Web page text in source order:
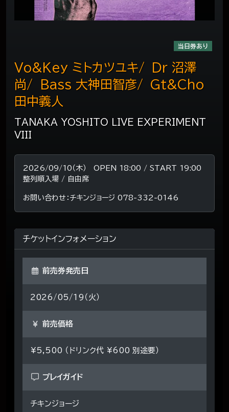
当日券あり
TANAKA YOSHITO LIVE EXPERIMENT
VIII
Vo&Key ミトカツユキ/ Dr 沼澤
尚/ Bass 大神田智彦/ Gt&Cho
田中義人
2026/09/10（木） OPEN 18:00 / START 19:00
整列順入場 / 自由席
お問い合わせ：チキンジョージ 078-332-0146
チケットインフォメーション
前売券発売日
2026/05/19（火）
前売価格
¥5,500 （ドリンク代 ¥600 別途要）
プレイガイド
チキンジョージ